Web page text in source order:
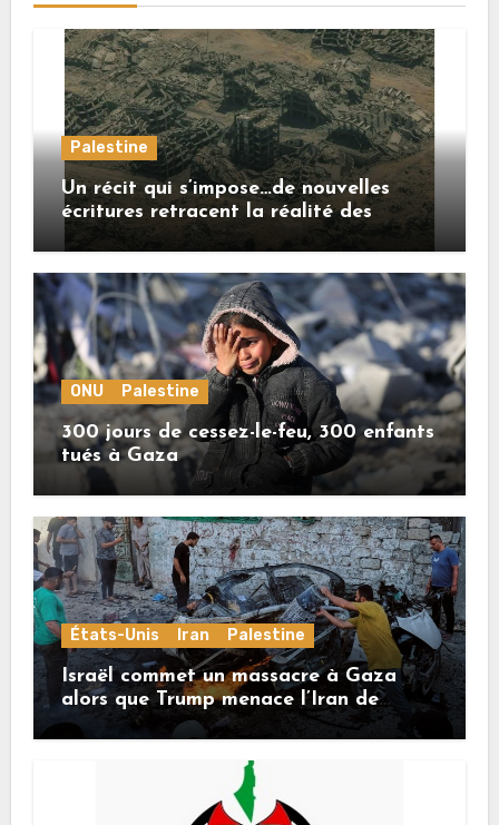
Palestine
Un récit qui s’impose…de nouvelles
écritures retracent la réalité des
crimes sionistes à Gaza
ONU Palestine
300 jours de cessez-le-feu, 300 enfants
tués à Gaza
États-Unis Iran Palestine
Israël commet un massacre à Gaza
alors que Trump menace l’Iran de
«décapitation»